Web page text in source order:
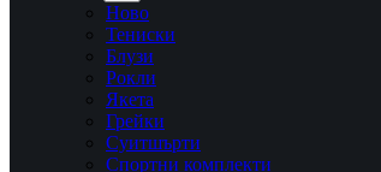
Ново
Тениски
Блузи
Рокли
Якета
Грейки
Суитшърти
Спортни комплекти